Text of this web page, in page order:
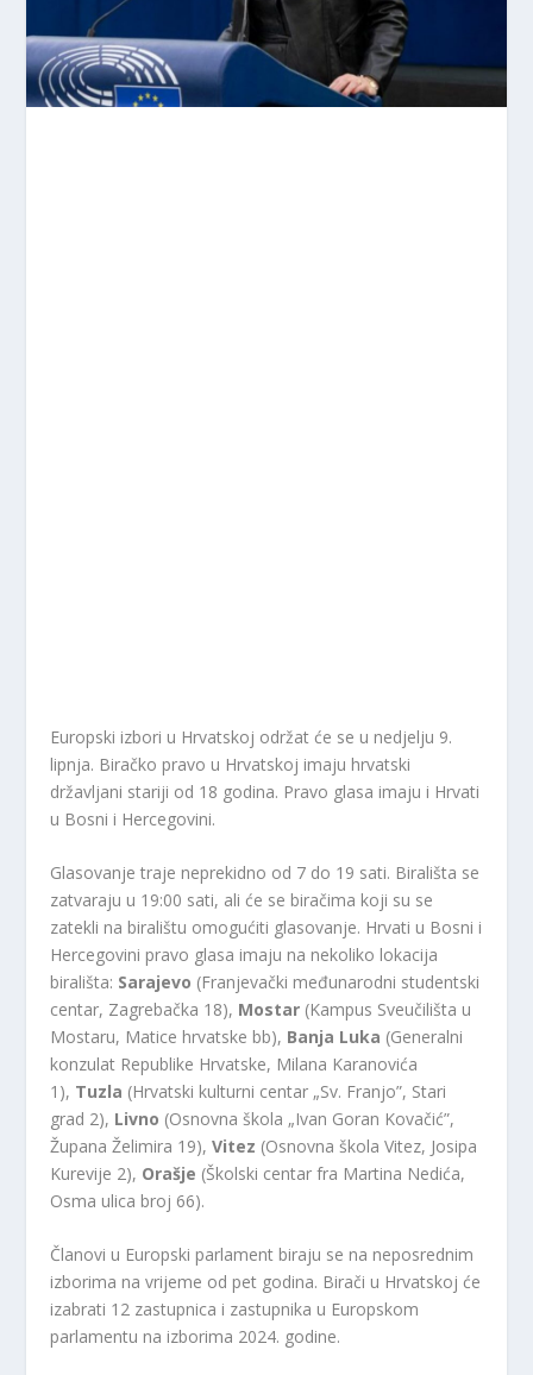
Europski izbori u Hrvatskoj održat će se u nedjelju 9.
lipnja. Biračko pravo u Hrvatskoj imaju hrvatski
državljani stariji od 18 godina. Pravo glasa imaju i Hrvati
u Bosni i Hercegovini.
Glasovanje traje neprekidno od 7 do 19 sati. Birališta se
zatvaraju u 19:00 sati, ali će se biračima koji su se
zatekli na biralištu omogućiti glasovanje. Hrvati u Bosni i
Hercegovini pravo glasa imaju na nekoliko lokacija
birališta: Sarajevo (Franjevački međunarodni studentski
centar, Zagrebačka 18), Mostar (Kampus Sveučilišta u
Mostaru, Matice hrvatske bb), Banja Luka (Generalni
konzulat Republike Hrvatske, Milana Karanovića
1), Tuzla (Hrvatski kulturni centar „Sv. Franjo”, Stari
grad 2), Livno (Osnovna škola „Ivan Goran Kovačić”,
Župana Želimira 19),Vitez (Osnovna škola Vitez, Josipa
Kurevije 2), Orašje (Školski centar fra Martina Nedića,
Osma ulica broj 66).
Članovi u Europski parlament biraju se na neposrednim
izborima na vrijeme od pet godina. Birači u Hrvatskoj će
izabrati 12 zastupnica i zastupnika u Europskom
parlamentu na izborima 2024. godine.